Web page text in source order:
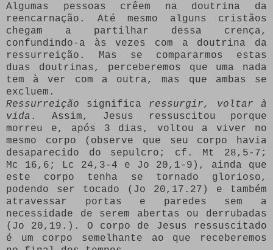
Algumas pessoas crêem na doutrina da
reencarnação. Até mesmo alguns cristãos
chegam a partilhar dessa crença,
confundindo-a às vezes com a doutrina da
ressurreição. Mas se compararmos estas
duas doutrinas, perceberemos que uma nada
tem à ver com a outra, mas que ambas se
excluem.
Ressurreição significa ressurgir, voltar à
vida . Assim, Jesus ressuscitou porque
morreu e, após 3 dias, voltou a viver no
mesmo corpo (observe que seu corpo havia
desaparecido do sepulcro; cf. Mt 28,5-7;
Mc 16,6; Lc 24,3-4 e Jo 20,1-9), ainda que
este corpo tenha se tornado glorioso,
podendo ser tocado (Jo 20,17.27) e também
atravessar portas e paredes sem a
necessidade de serem abertas ou derrubadas
(Jo 20,19.). O corpo de Jesus ressuscitado
é um corpo semelhante ao que receberemos